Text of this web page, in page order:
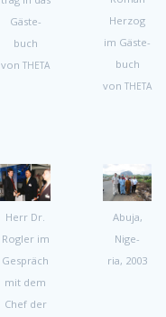
Gäste­
buch
von THETA
Her­zog
im Gäste­
buch
von THETA
Herr Dr.
Rogler im
Gespräch
mit dem
Chef der
Abu­ja,
Nige­
ria, 2003